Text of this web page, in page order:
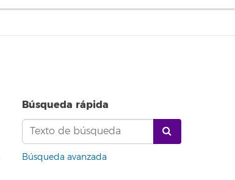
Búsqueda rápida
Búsqueda avanzada